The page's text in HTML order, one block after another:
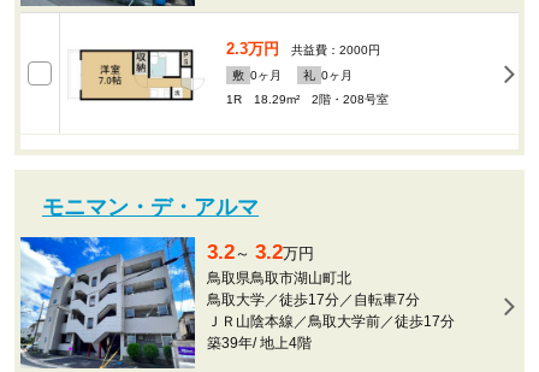
2.3万円
共益費：2000円
敷 0ヶ月 礼 0ヶ月
1R 18.29m²
2階・208号室
モニマン・デ・アルマ
3.2～ 3.2万円
鳥取県鳥取市湖山町北
鳥取大学／徒歩17分／自転車7分
ＪＲ山陰本線／鳥取大学前／徒歩17分
築39年/地上4階